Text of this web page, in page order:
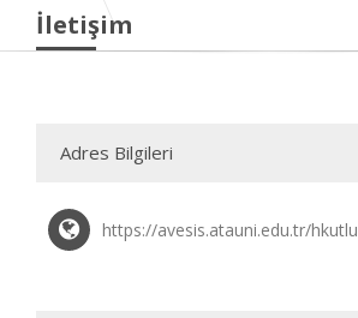
İletişim
Adres Bilgileri
https://avesis.atauni.edu.tr/hkutlu